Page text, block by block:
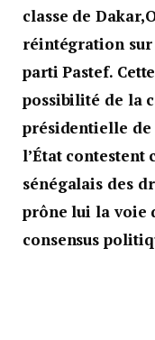
classe de
réintégration sur
parti Pastef.
possibilité de la
présidentielle de
l’État contestent
sénégalais des
prône lui la voie
consensus